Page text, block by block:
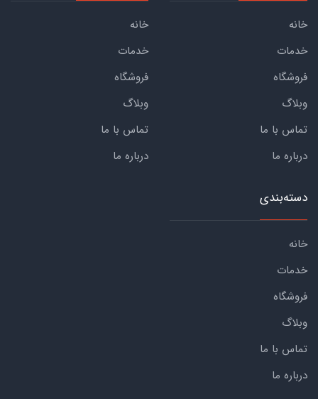
خانه
خدمات
فروشگاه
وبلاگ
تماس با ما
درباره ما
خانه
خدمات
فروشگاه
وبلاگ
تماس با ما
درباره ما
دسته‌بندی
خانه
خدمات
فروشگاه
وبلاگ
تماس با ما
درباره ما